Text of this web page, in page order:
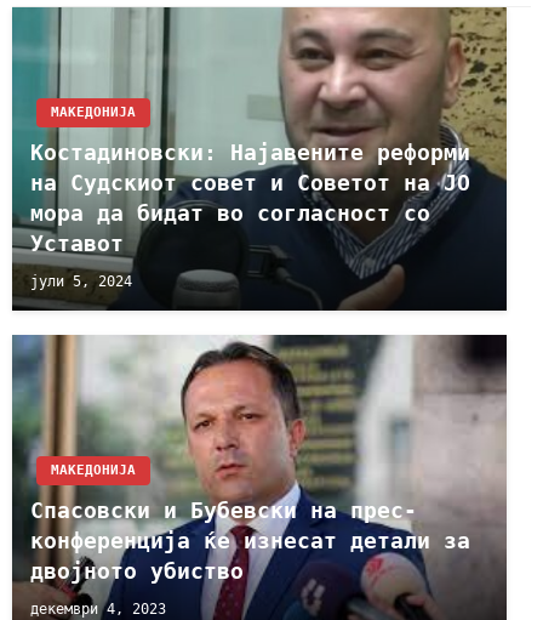
МАКЕДОНИЈА
Костадиновски: Најавените реформи
на Судскиот совет и Советот на ЈО
мора да бидат во согласност со
Уставот
јули 5, 2024
МАКЕДОНИЈА
Спасовски и Бубевски на прес-
конференција ќе изнесат детали за
двојното убиство
декември 4, 2023